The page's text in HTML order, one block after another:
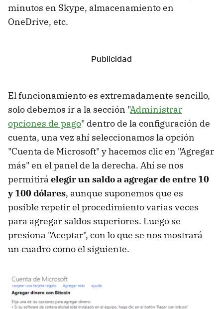
minutos en Skype, almacenamiento en
OneDrive, etc.
El funcionamiento es extremadamente sencillo,
solo debemos ir a la sección "Administrar
opciones de pago" dentro de la configuración de
cuenta, una vez ahí seleccionamos la opción
"Cuenta de Microsoft" y hacemos clic en "Agregar
más" en el panel de la derecha. Ahí se nos
permitirá elegir un saldo a agregar de entre 10
y 100 dólares, aunque suponemos que es
posible repetir el procedimiento varias veces
para agregar saldos superiores. Luego se
presiona "Aceptar", con lo que se nos mostrará
un cuadro como el siguiente.